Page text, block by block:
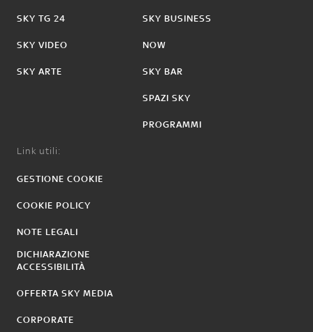
SKY TG 24
SKY VIDEO
SKY ARTE
SKY BUSINESS
NOW
SKY BAR
SPAZI SKY
PROGRAMMI
Link utili:
GESTIONE COOKIE
COOKIE POLICY
NOTE LEGALI
DICHIARAZIONE
ACCESSIBILITÀ
OFFERTA SKY MEDIA
CORPORATE